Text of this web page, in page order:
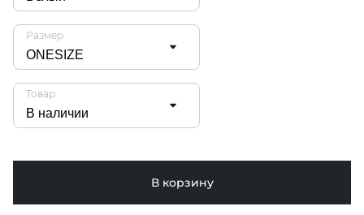
Размер
Товар
В корзину